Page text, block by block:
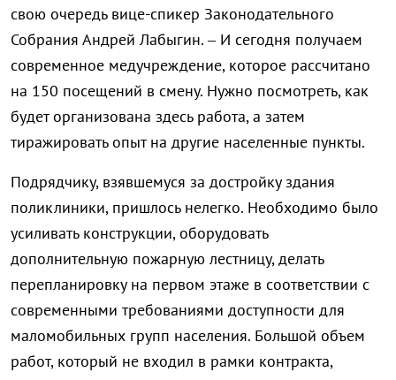
свою очередь вице-спикер Законодательного
Собрания Андрей Лабыгин. – И сегодня получаем
современное медучреждение, которое рассчитано
на 150 посещений в смену. Нужно посмотреть, как
будет организована здесь работа, а затем
тиражировать опыт на другие населенные пункты.
Подрядчику, взявшемуся за достройку здания
поликлиники, пришлось нелегко. Необходимо было
усиливать конструкции, оборудовать
дополнительную пожарную лестницу, делать
перепланировку на первом этаже в соответствии с
современными требованиями доступности для
маломобильных групп населения. Большой объем
работ, который не входил в рамки контракта,